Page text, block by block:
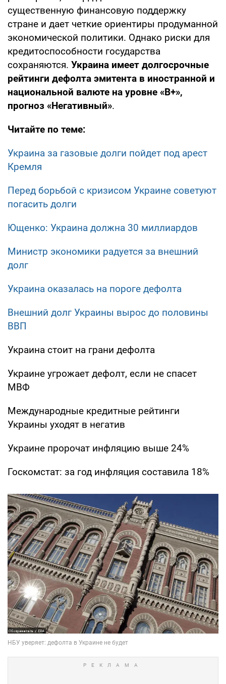
существенную финансовую поддержку
стране и дает четкие ориентиры продуманной
экономической политики. Однако риски для
кредитоспособности государства
сохраняются. Украина имеет долгосрочные
рейтинги дефолта эмитента в иностранной и
национальной валюте на уровне «B+»,
прогноз «Негативный».
Читайте по теме:
Украина за газовые долги пойдет под арест
Кремля
Перед борьбой с кризисом Украине советуют
погасить долги
Ющенко: Украина должна 30 миллиардов
Министр экономики радуется за внешний
долг
Украина оказалась на пороге дефолта
Внешний долг Украины вырос до половины
ВВП
Украина стоит на грани дефолта
Украине угрожает дефолт, если не спасет
МВФ
Международные кредитные рейтинги
Украины уходят в негатив
Украине пророчат инфляцию выше 24%
Госкомстат: за год инфляция составила 18%